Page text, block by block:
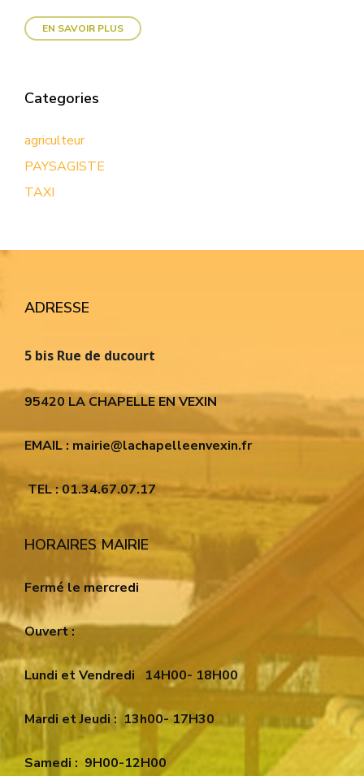
EN SAVOIR PLUS
Categories
agriculteur
PAYSAGISTE
TAXI
ADRESSE
5 bis Rue de ducourt
95420 LA CHAPELLE EN VEXIN
EMAIL : mairie@lachapelleenvexin.fr
TEL : 01.34.67.07.17
HORAIRES MAIRIE
Fermé le mercredi
Ouvert :
Lundi et Vendredi 14H00- 18H00
Mardi et Jeudi : 13h00- 17H30
Samedi : 9H00-12H00